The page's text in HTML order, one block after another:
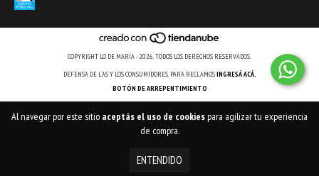
Al navegar por este sitio aceptás el uso de cookiespara agilizar tu experiencia
de compra.
ENTENDIDO
COPYRIGHT LO DE MARÍA - 2026. TODOS LOS DERECHOS RESERVADOS.
DEFENSA DE LAS Y LOS CONSUMIDORES. PARA RECLAMOSINGRESÁ ACÁ.
BOTÓN DE ARREPENTIMIENTO